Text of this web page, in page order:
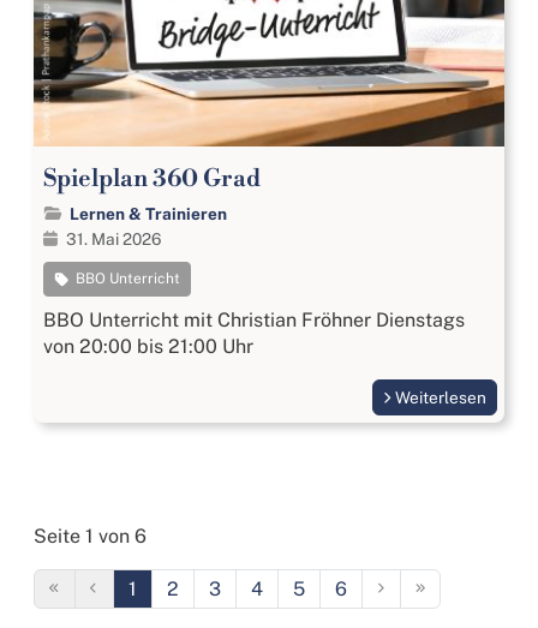
Spielplan 360 Grad
Lernen & Trainieren
31. Mai 2026
BBO Unterricht
BBO Unterricht mit Christian Fröhner Dienstags
von 20:00 bis 21:00 Uhr
Weiterlesen
Seite 1 von 6
1 2 3 4 5 6